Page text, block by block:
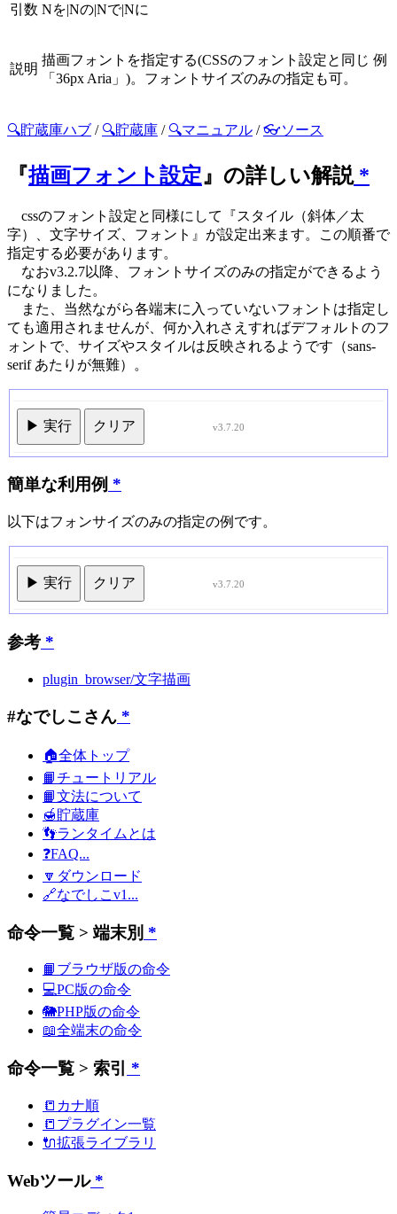
引数 Nを|Nの|Nで|Nに
説明
描画フォントを指定する(CSSのフォント設定と同じ 例
「36px Aria」)。フォントサイズのみの指定も可。
🔍貯蔵庫ハブ / 🔍貯蔵庫 / 🔍マニュアル /👓ソース
『描画フォント設定』の詳しい解説*
cssのフォント設定と同様にして『スタイル（斜体／太
字）、文字サイズ、フォント』が設定出来ます。この順番で
指定する必要があります。
なおv3.2.7以降、フォントサイズのみの指定ができるよう
になりました。
また、当然ながら各端末に入っていないフォントは指定し
ても適用されませんが、何か入れさえすればデフォルトのフ
ォントで、サイズやスタイルは反映されるようです（sans-
serif あたりが無難）。
▶ 実行 クリア v3.7.20
簡単な利用例 *
以下はフォンサイズのみの指定の例です。
▶ 実行 クリア v3.7.20
参考 *
plugin_browser/文字描画
#なでしこさん *
🏠全体トップ
📙チュートリアル
📙文法について
🍯貯蔵庫
👣ランタイムとは
❓FAQ...
🔽ダウンロード
🔗なでしこv1...
命令一覧 > 端末別 *
📙ブラウザ版の命令
💻PC版の命令
🐘PHP版の命令
📖全端末の命令
命令一覧 > 索引 *
📒カナ順
📒プラグイン一覧
🔌拡張ライブラリ
Webツール*